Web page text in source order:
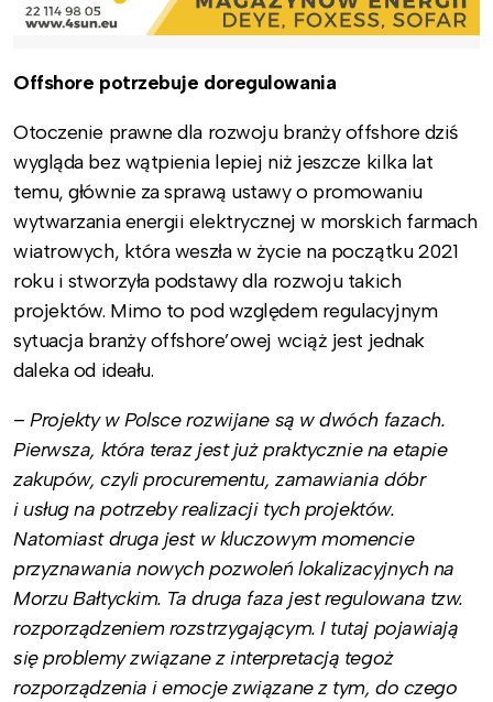
Offshore potrzebuje doregulowania
Otoczenie prawne dla rozwoju branży offshore dziś
wygląda bez wątpienia lepiej niż jeszcze kilka lat
temu, głównie za sprawą ustawy o promowaniu
wytwarzania energii elektrycznej w morskich farmach
wiatrowych, która weszła w życie na początku 2021
roku i stworzyła podstawy dla rozwoju takich
projektów. Mimo to pod względem regulacyjnym
sytuacja branży offshore’owej wciąż jest jednak
daleka od ideału.
–Projekty w Polsce rozwijane są w dwóch fazach.
Pierwsza, która teraz jest już praktycznie na etapie
zakupów, czyli procurementu, zamawiania dóbr
i usług na potrzeby realizacji tych projektów.
Natomiast druga jest w kluczowym momencie
przyznawania nowych pozwoleń lokalizacyjnych na
Morzu Bałtyckim. Ta druga faza jest regulowana tzw.
rozporządzeniem rozstrzygającym. I tutaj pojawiają
się problemy związane z interpretacją tegoż
rozporządzenia i emocje związane z tym, do czego